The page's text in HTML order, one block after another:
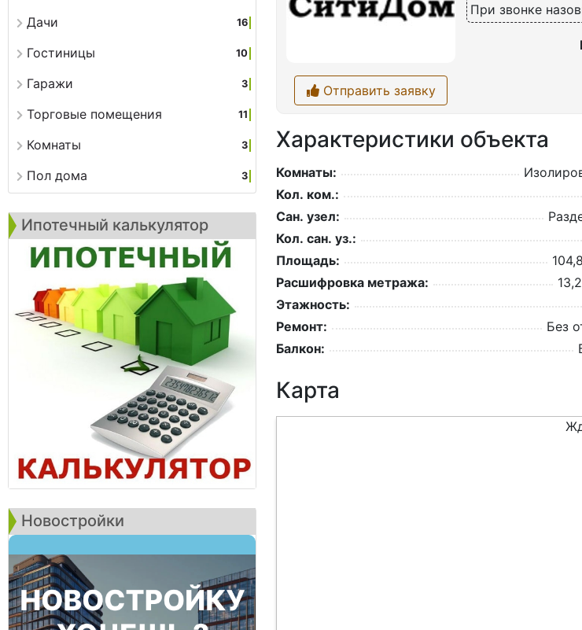
Дачи 16
Гостиницы 10
Гаражи 3
Торговые помещения 11
Комнаты 3
Пол дома 3
Ипотечный калькулятор
Новостройки
Отправить заявку
При звонке
Характеристики объекта
Комнаты:
Кол. ком.:
Сан. узел:
Кол. сан. уз.:
Площадь:
Расшифровка метража:
Этажность:
Ремонт:
Без
Балкон:
Карта